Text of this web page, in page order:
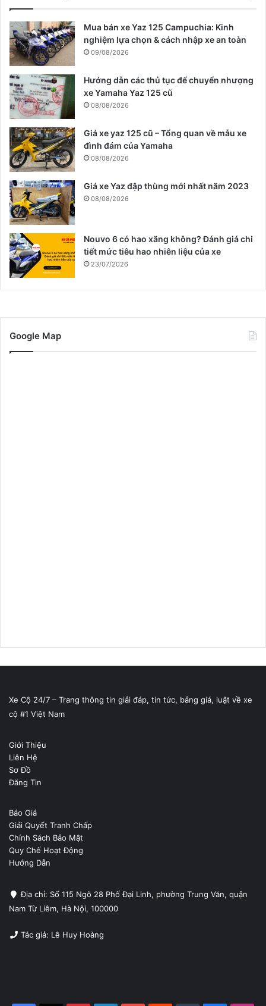
Mua bán xe Yaz 125 Campuchia: Kinh
nghiệm lựa chọn & cách nhập xe an toàn
09/08/2026
Hướng dẫn các thủ tục để chuyển nhượng
xe Yamaha Yaz 125 cũ
08/08/2026
Giá xe yaz 125 cũ – Tổng quan về mẫu xe
đình đám của Yamaha
08/08/2026
Giá xe Yaz đập thùng mới nhất năm 2023
08/08/2026
Nouvo 6 có hao xăng không? Đánh giá chi
tiết mức tiêu hao nhiên liệu của xe
23/07/2026
Google Map
Xe Cộ 24/7 – Trang thông tin giải đáp, tin tức, bảng giá, luật về xe
cộ #1 Việt Nam
Giới Thiệu
Liên Hệ
Sơ Đồ
Đăng Tin
Báo Giá
Giải Quyết Tranh Chấp
Chính Sách Bảo Mật
Quy Chế Hoạt Động
Hướng Dẫn
Địa chỉ: Số 115 Ngõ 28 Phố Đại Linh, phường Trung Văn, quận
Nam Từ Liêm, Hà Nội, 100000
Tác giả: Lê Huy Hoàng